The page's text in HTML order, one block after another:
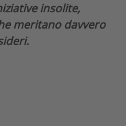
insolite,
meritano davvero